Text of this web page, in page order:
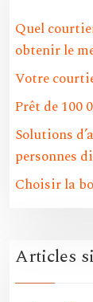
Quel
obtenir le
Votre
Prêt de 100
Solutions
personnes
Choisir la
Articles